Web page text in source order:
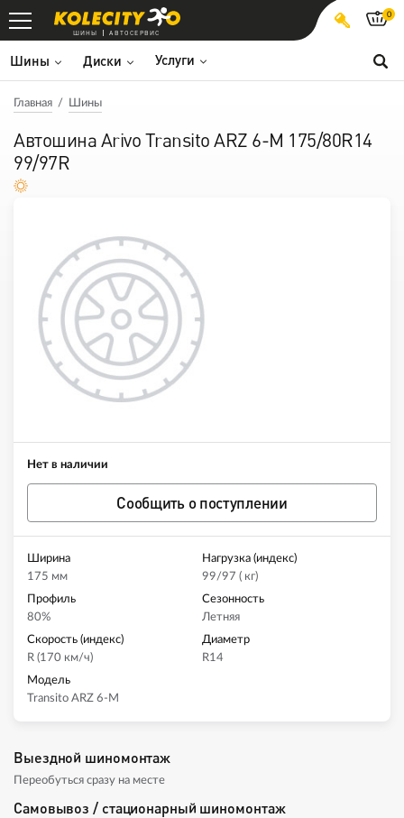
ШИНЫ АВТОСЕРВИС
Шины Диски Услуги
0
Главная Шины
Автошина Arivo Transito ARZ 6-M 175/80R14
99/97R
Нет в наличии
Сообщить о поступлении
Ширина
175 мм
Нагрузка (индекс)
99/97 ( кг)
Профиль
80%
Сезонность
Летняя
Скорость (индекс)
R (170 км/ч)
Диаметр
R14
Модель
Transito ARZ 6-M
Выездной шиномонтаж
Переобуться сразу на месте
Самовывоз / стационарный шиномонтаж